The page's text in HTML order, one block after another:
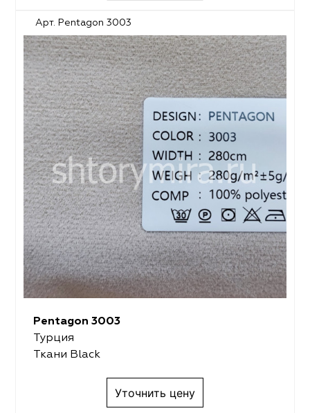
Арт. Pentagon 3003
Pentagon 3003
Турция
Ткани Black
Уточнить цену